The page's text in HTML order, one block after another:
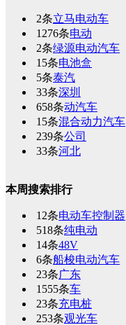
2条立马电动车
1276条电动
2条绿源电动汽车
15条电池盒
5条泰汽
33条深圳
658条动汽车
15条混合动力汽车
239条公司
33条河北
本周搜索排行
12条电动车控制器
518条纯电动
14条48V
6条船梭电动汽车
23条广东
1555条车
23条充电桩
253条观光车